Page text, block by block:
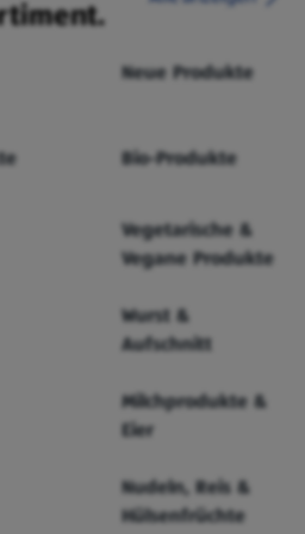
Neue Produkte
Bio-Produkte
Vegetarische &
Vegane Produkte
Wurst &
Aufschnitt
Milchprodukte &
Eier
Nudeln, Reis &
Hülsenfrüchte